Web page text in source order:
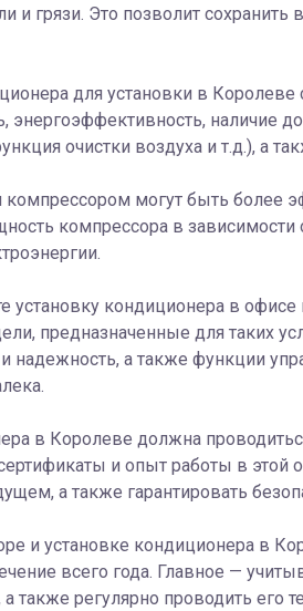
и грязи. Это позволит
для установки в Королеве
энергоэффективность, наличие
очистки воздуха и т.д.), а
могут быть более
компрессора в
установку кондиционера в
предназначенные для таких
надежность, а также функции
в Королеве должна
и опыт работы в этой
а также гарантировать
и установке кондиционера в
всего года. Главное —
также регулярно проводить его